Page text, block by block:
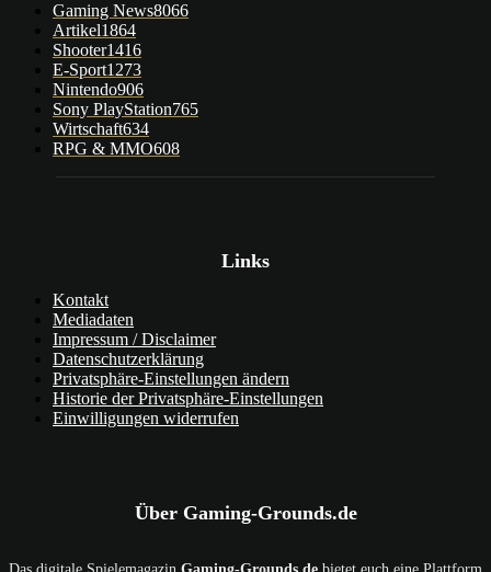
Gaming News8066
Artikel1864
Shooter1416
E-Sport1273
Nintendo906
Sony PlayStation765
Wirtschaft634
RPG & MMO608
Links
Kontakt
Mediadaten
Impressum / Disclaimer
Datenschutzerklärung
Privatsphäre-Einstellungen ändern
Historie der Privatsphäre-Einstellungen
Einwilligungen widerrufen
Über Gaming-Grounds.de